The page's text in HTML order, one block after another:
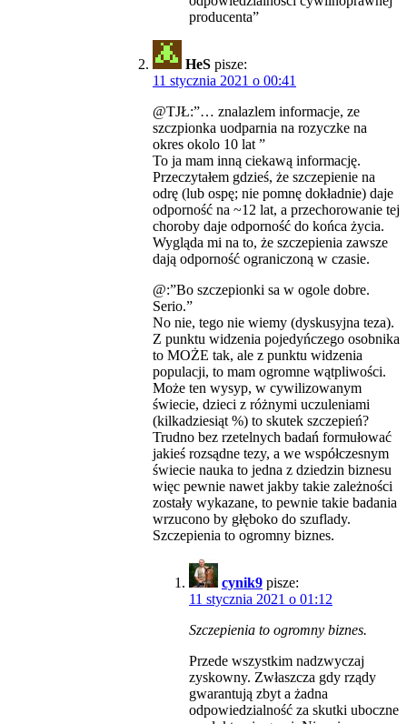
producenta”
HeS pisze:
11 stycznia 2021 o 00:41
@TJŁ:”… znalazlem informacje, ze
szczpionka uodparnia na rozyczke na
okres okolo 10 lat ”
To ja mam inną ciekawą informację.
Przeczytałem gdzieś, że szczepienie na
odrę (lub ospę; nie pomnę dokładnie) daje
odporność na ~12 lat, a przechorowanie tej
choroby daje odporność do końca życia.
Wygląda mi na to, że szczepienia zawsze
dają odporność ograniczoną w czasie.
@:”Bo szczepionki sa w ogole dobre.
Serio.”
No nie, tego nie wiemy (dyskusyjna teza).
Z punktu widzenia pojedyńczego osobnika
to MOŻE tak, ale z punktu widzenia
populacji, to mam ogromne wątpliwości.
Może ten wysyp, w cywilizowanym
świecie, dzieci z różnymi uczuleniami
(kilkadziesiąt %) to skutek szczepień?
Trudno bez rzetelnych badań formułować
jakieś rozsądne tezy, a we współczesnym
świecie nauka to jedna z dziedzin biznesu
więc pewnie nawet jakby takie zależności
zostały wykazane, to pewnie takie badania
wrzucono by głęboko do szuflady.
Szczepienia to ogromny biznes.
cynik9 pisze:
11 stycznia 2021 o 01:12
Szczepienia to ogromny biznes.
Przede wszystkim nadzwyczaj
zyskowny. Zwłaszcza gdy rządy
gwarantują zbyt a żadna
odpowiedzialność za skutki uboczne